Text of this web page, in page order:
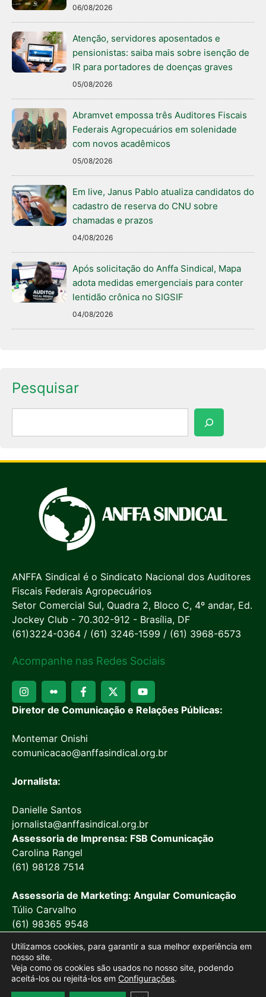
06/08/2026
Atenção, servidores aposentados e
pensionistas: saiba mais sobre isenção de
IR para portadores de doenças graves
05/08/2026
Abramvet empossa três Auditores Fiscais
Federais Agropecuários em solenidade
com novos acadêmicos
05/08/2026
Em live, Janus Pablo atualiza candidatos do
cadastro de reserva do CNU sobre
chamadas e prazos
04/08/2026
Após solicitação do Anffa Sindical, Mapa
adota medidas emergenciais para conter
lentidão crônica no SIGSIF
04/08/2026
Pesquisar
ANFFA Sindical é o Sindicato Nacional dos Auditores
Fiscais Federais Agropecuários
Setor Comercial Sul, Quadra 2, Bloco C, 4º andar, Ed.
Jockey Club - 70.302-912 - Brasília, DF
(61)3224-0364 / (61) 3246-1599 / (61) 3968-6573
Acompanhe nas Redes Sociais
Diretor de Comunicação e Relações Públicas:
Montemar Onishi
comunicacao@anffasindical.org.br
Jornalista:
Danielle Santos
jornalista@anffasindical.org.br
Assessoria de Imprensa: FSB Comunicação
Carolina Rangel
(61) 98128 7514
Assessoria de Marketing: Angular Comunicação
Túlio Carvalho
(61) 98365 9548
Utilizamos cookies, para garantir a sua melhor experiência em
nosso site.
Veja como os cookies são usados no nosso site, podendo
aceitá-los ou rejeitá-los em Configurações.